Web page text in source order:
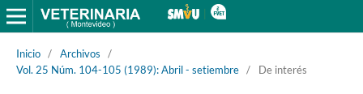
Inicio / Archivos
/
Vol. 25 Núm. 104-105 (1989): Abril - setiembre / De interés